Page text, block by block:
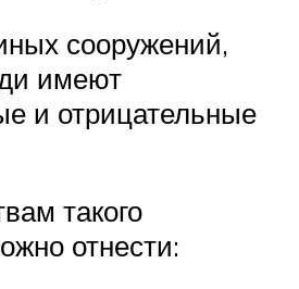
сооружений,
имеют
и отрицательные
такого
отнести: